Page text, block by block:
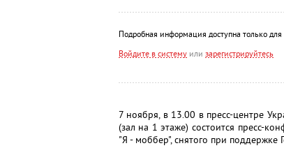
Подробная информация доступна только
Войдите в системуили зарегистрируйтесь
7 ноября, в 13.00 в пресс-центре
(зал на 1 этаже) состоится пресс-
"Я - моббер", снятого при поддержке